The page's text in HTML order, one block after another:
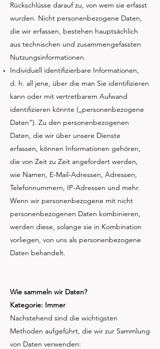
Rückschlüsse darauf zu, von wem sie erfasst
wurden. Nicht personenbezogene Daten,
die wir erfassen, bestehen hauptsächlich
aus technischen und zusammengefassten
Nutzungsinformationen.
Individuell identifizierbare Informationen,
d. h. all jene, über die man Sie identifizieren
kann oder mit vertretbarem Aufwand
identifizieren könnte („personenbezogene
Daten“). Zu den personenbezogenen
Daten, die wir über unsere Dienste
erfassen, können Informationen gehören,
die von Zeit zu Zeit angefordert werden,
wie Namen, E-Mail-Adressen, Adressen,
Telefonnummern, IP-Adressen und mehr.
Wenn wir personenbezogene mit nicht
personenbezogenen Daten kombinieren,
werden diese, solange sie in Kombination
vorliegen, von uns als personenbezogene
Daten behandelt.
Wie sammeln wir Daten?
Kategorie: Immer
Nachstehend sind die wichtigsten
Methoden aufgeführt, die wir zur Sammlung
von Daten verwenden: